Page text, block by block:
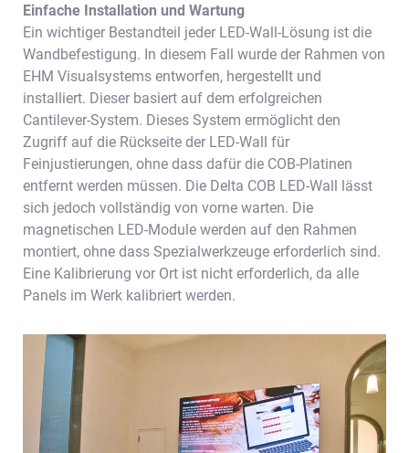
Einfache Installation und Wartung
Ein wichtiger Bestandteil jeder LED-Wall-Lösung ist die
Wandbefestigung. In diesem Fall wurde der Rahmen von
EHM Visualsystems entworfen, hergestellt und
installiert. Dieser basiert auf dem erfolgreichen
Cantilever-System. Dieses System ermöglicht den
Zugriff auf die Rückseite der LED-Wall für
Feinjustierungen, ohne dass dafür die COB-Platinen
entfernt werden müssen. Die Delta COB LED-Wall lässt
sich jedoch vollständig von vorne warten. Die
magnetischen LED-Module werden auf den Rahmen
montiert, ohne dass Spezialwerkzeuge erforderlich sind.
Eine Kalibrierung vor Ort ist nicht erforderlich, da alle
Panels im Werk kalibriert werden.